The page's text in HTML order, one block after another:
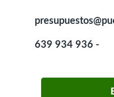
639 934 936 -